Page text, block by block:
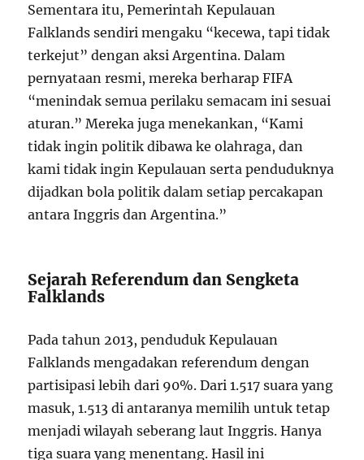
Sementara itu, Pemerintah Kepulauan
Falklands sendiri mengaku “kecewa, tapi tidak
terkejut” dengan aksi Argentina. Dalam
pernyataan resmi, mereka berharap FIFA
“menindak semua perilaku semacam ini sesuai
aturan.” Mereka juga menekankan, “Kami
tidak ingin politik dibawa ke olahraga, dan
kami tidak ingin Kepulauan serta penduduknya
dijadkan bola politik dalam setiap percakapan
antara Inggris dan Argentina.”
Sejarah Referendum dan Sengketa
Falklands
Pada tahun 2013, penduduk Kepulauan
Falklands mengadakan referendum dengan
partisipasi lebih dari 90%. Dari 1.517 suara yang
masuk, 1.513 di antaranya memilih untuk tetap
menjadi wilayah seberang laut Inggris. Hanya
tiga suara yang menentang. Hasil ini